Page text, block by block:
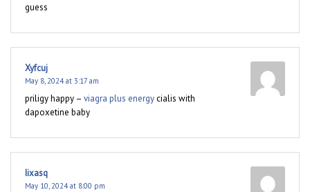
guess
Xyfcuj
May 8, 2024 at 3:17 am
priligy happy – viagra plus energycialis with
dapoxetine baby
Iixasq
May 10, 2024 at 8:00 pm